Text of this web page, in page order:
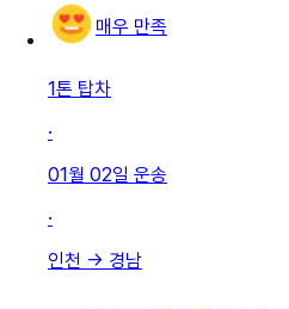
매우 만족
1톤 탑차
·
01월 02일 운송
·
인천 → 경남